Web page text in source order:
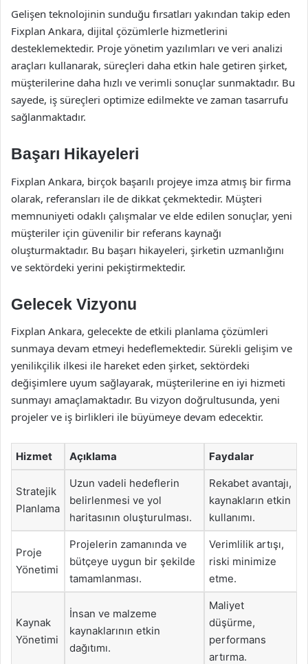
Gelişen teknolojinin sunduğu fırsatları yakından takip eden
Fixplan Ankara, dijital çözümlerle hizmetlerini
desteklemektedir. Proje yönetim yazılımları ve veri analizi
araçları kullanarak, süreçleri daha etkin hale getiren şirket,
müşterilerine daha hızlı ve verimli sonuçlar sunmaktadır. Bu
sayede, iş süreçleri optimize edilmekte ve zaman tasarrufu
sağlanmaktadır.
Başarı Hikayeleri
Fixplan Ankara, birçok başarılı projeye imza atmış bir firma
olarak, referansları ile de dikkat çekmektedir. Müşteri
memnuniyeti odaklı çalışmalar ve elde edilen sonuçlar, yeni
müşteriler için güvenilir bir referans kaynağı
oluşturmaktadır. Bu başarı hikayeleri, şirketin uzmanlığını
ve sektördeki yerini pekiştirmektedir.
Gelecek Vizyonu
Fixplan Ankara, gelecekte de etkili planlama çözümleri
sunmaya devam etmeyi hedeflemektedir. Sürekli gelişim ve
yenilikçilik ilkesi ile hareket eden şirket, sektördeki
değişimlere uyum sağlayarak, müşterilerine en iyi hizmeti
sunmayı amaçlamaktadır. Bu vizyon doğrultusunda, yeni
projeler ve iş birlikleri ile büyümeye devam edecektir.
Hizmet Açıklama Faydalar
Stratejik
Planlama
Uzun vadeli hedeflerin
belirlenmesi ve yol
haritasının oluşturulması.
Rekabet avantajı,
kaynakların etkin
kullanımı.
Proje
Yönetimi
Projelerin zamanında ve
bütçeye uygun bir şekilde
tamamlanması.
Verimlilik artışı,
riski minimize
etme.
Kaynak
Yönetimi
İnsan ve malzeme
kaynaklarının etkin
dağıtımı.
Maliyet
düşürme,
performans
artırma.